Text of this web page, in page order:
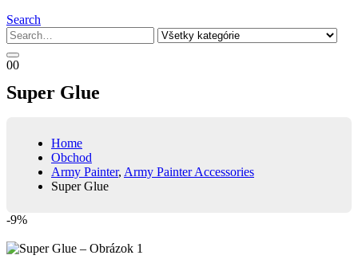
Search
00
Super Glue
Home
Obchod
Army Painter, Army Painter Accessories
Super Glue
-9%